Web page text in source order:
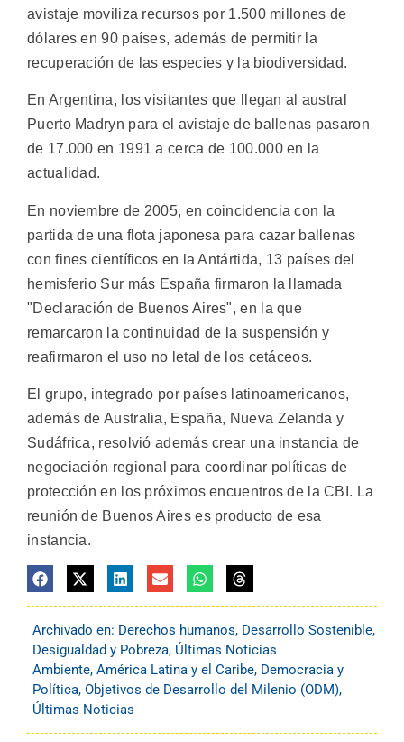
avistaje moviliza recursos por 1.500 millones de
dólares en 90 países, además de permitir la
recuperación de las especies y la biodiversidad.
En Argentina, los visitantes que llegan al austral
Puerto Madryn para el avistaje de ballenas pasaron
de 17.000 en 1991 a cerca de 100.000 en la
actualidad.
En noviembre de 2005, en coincidencia con la
partida de una flota japonesa para cazar ballenas
con fines científicos en la Antártida, 13 países del
hemisferio Sur más España firmaron la llamada
"Declaración de Buenos Aires", en la que
remarcaron la continuidad de la suspensión y
reafirmaron el uso no letal de los cetáceos.
El grupo, integrado por países latinoamericanos,
además de Australia, España, Nueva Zelanda y
Sudáfrica, resolvió además crear una instancia de
negociación regional para coordinar políticas de
protección en los próximos encuentros de la CBI. La
reunión de Buenos Aires es producto de esa
instancia.
Archivado en: Derechos humanos, Desarrollo Sostenible,
Desigualdad y Pobreza, Últimas Noticias
Ambiente, América Latina y el Caribe, Democracia y
Política, Objetivos de Desarrollo del Milenio (ODM),
Últimas Noticias